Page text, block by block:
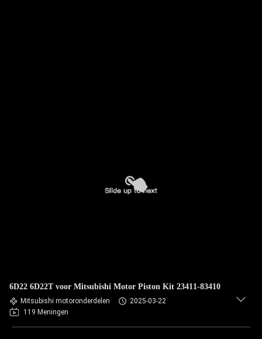
6D22 6D22T voor Mitsubishi Motor Piston Kit 23411-83410
Mitsubishi motoronderdelen
2025-03-22
119 Meningen